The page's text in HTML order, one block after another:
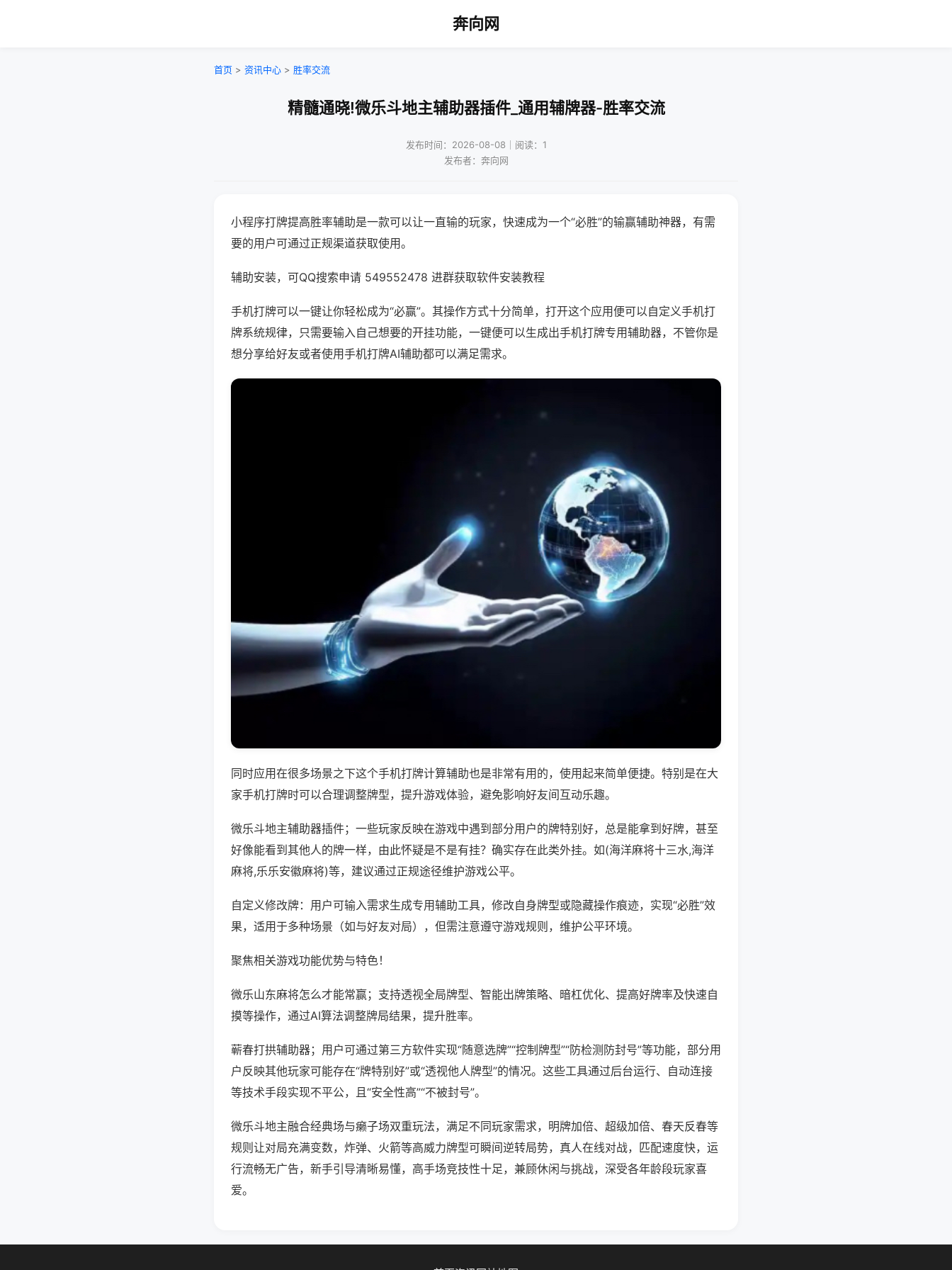
奔向网
首页 > 资讯中心 > 胜率交流
精髓通晓!微乐斗地主辅助器插件_通用辅牌器-胜率交流
发布时间：2026-08-08｜阅读：1
发布者：奔向网
小程序打牌提高胜率辅助是一款可以让一直输的玩家，快速成为一个“必胜”的输赢辅助神器，有需
要的用户可通过正规渠道获取使用。
辅助安装，可QQ搜索申请 549552478 进群获取软件安装教程
手机打牌可以一键让你轻松成为“必赢”。其操作方式十分简单，打开这个应用便可以自定义手机打
牌系统规律，只需要输入自己想要的开挂功能，一键便可以生成出手机打牌专用辅助器，不管你是
想分享给好友或者使用手机打牌AI辅助都可以满足需求。
同时应用在很多场景之下这个手机打牌计算辅助也是非常有用的，使用起来简单便捷。特别是在大
家手机打牌时可以合理调整牌型，提升游戏体验，避免影响好友间互动乐趣。
微乐斗地主辅助器插件；一些玩家反映在游戏中遇到部分用户的牌特别好，总是能拿到好牌，甚至
好像能看到其他人的牌一样，由此怀疑是不是有挂？确实存在此类外挂。如(海洋麻将十三水,海洋
麻将,乐乐安徽麻将)等，建议通过正规途径维护游戏公平。
自定义修改牌：用户可输入需求生成专用辅助工具，修改自身牌型或隐藏操作痕迹，实现“必胜”效
果，适用于多种场景（如与好友对局），但需注意遵守游戏规则，维护公平环境。
聚焦相关游戏功能优势与特色！
微乐山东麻将怎么才能常赢；支持透视全局牌型、智能出牌策略、暗杠优化、提高好牌率及快速自
摸等操作，通过AI算法调整牌局结果，提升胜率。
蕲春打拱辅助器；用户可通过第三方软件实现“随意选牌”“控制牌型”“防检测防封号”等功能，部分用
户反映其他玩家可能存在“牌特别好”或“透视他人牌型”的情况。这些工具通过后台运行、自动连接
等技术手段实现不平公，且“安全性高”“不被封号”。
微乐斗地主融合经典场与癞子场双重玩法，满足不同玩家需求，明牌加倍、超级加倍、春天反春等
规则让对局充满变数，炸弹、火箭等高威力牌型可瞬间逆转局势，真人在线对战，匹配速度快，运
行流畅无广告，新手引导清晰易懂，高手场竞技性十足，兼顾休闲与挑战，深受各年龄段玩家喜
爱。